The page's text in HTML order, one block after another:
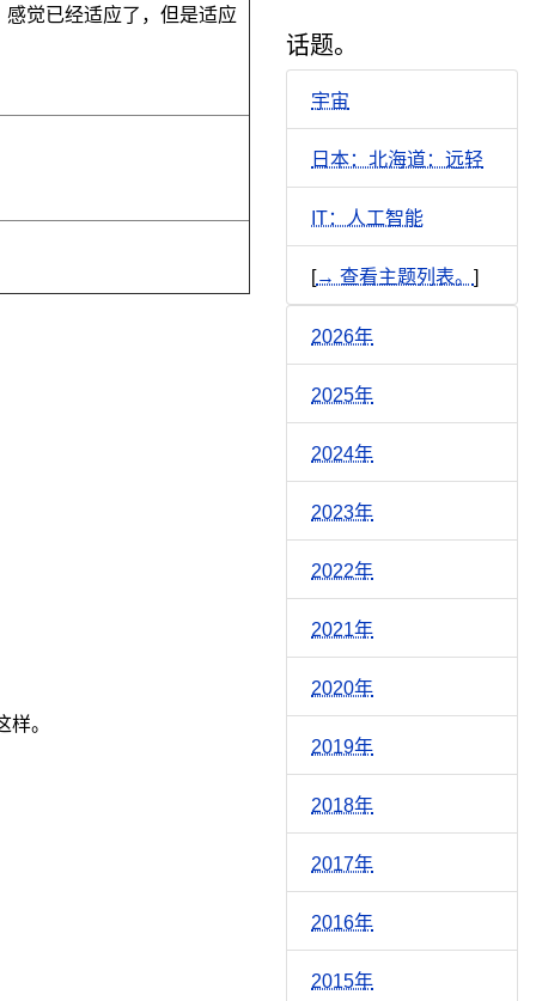
觉已经适应了，但是适应
。
话题。
宇宙
日本：北海道：远轻
IT：人工智能
[→ 查看主题列表。 ]
2026年
2025年
2024年
2023年
2022年
2021年
2020年
2019年
2018年
2017年
2016年
2015年